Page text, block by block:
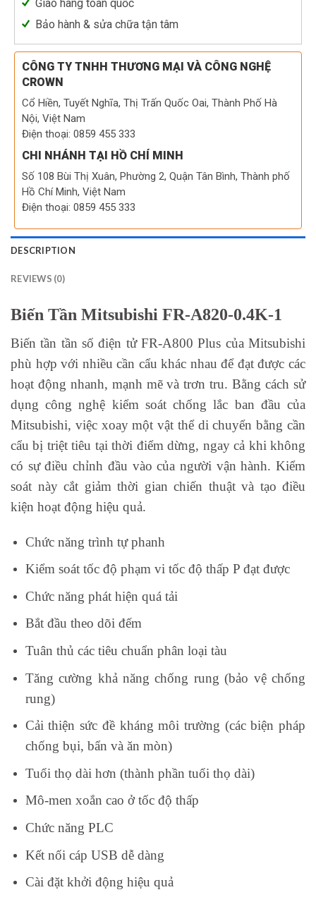
Giao hàng toàn quốc
Bảo hành & sửa chữa tận tâm
CÔNG TY TNHH THƯƠNG MẠI VÀ CÔNG NGHỆ
CROWN
Cổ Hiền, Tuyết Nghĩa, Thị Trấn Quốc Oai, Thành Phố Hà
Nội, Việt Nam
Điện thoại: 0859 455 333
CHI NHÁNH TẠI HỒ CHÍ MINH
Số 108 Bùi Thị Xuân, Phường 2, Quận Tân Bình, Thành phố
Hồ Chí Minh, Việt Nam
Điện thoại: 0859 455 333
DESCRIPTION
REVIEWS (0)
Biến Tần Mitsubishi FR-A820-0.4K-1
Biến tần tần số điện tử FR-A800 Plus của Mitsubishi
phù hợp với nhiều cần cẩu khác nhau để đạt được các
hoạt động nhanh, mạnh mẽ và trơn tru. Bằng cách sử
dụng công nghệ kiểm soát chống lắc ban đầu của
Mitsubishi, việc xoay một vật thể di chuyển bằng cần
cẩu bị triệt tiêu tại thời điểm dừng, ngay cả khi không
có sự điều chỉnh đầu vào của người vận hành. Kiểm
soát này cắt giảm thời gian chiến thuật và tạo điều
kiện hoạt động hiệu quả.
Chức năng trình tự phanh
Kiểm soát tốc độ phạm vi tốc độ thấp P đạt được
Chức năng phát hiện quá tải
Bắt đầu theo dõi đếm
Tuân thủ các tiêu chuẩn phân loại tàu
Tăng cường khả năng chống rung (bảo vệ chống
rung)
Cải thiện sức đề kháng môi trường (các biện pháp
chống bụi, bẩn và ăn mòn)
Tuổi thọ dài hơn (thành phần tuổi thọ dài)
Mô-men xoắn cao ở tốc độ thấp
Chức năng PLC
Kết nối cáp USB dễ dàng
Cài đặt khởi động hiệu quả